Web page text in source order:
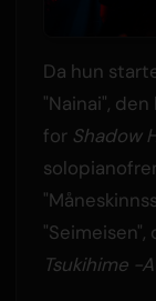
Da hun
"Nainai",
for Shadow
Tsukihime -